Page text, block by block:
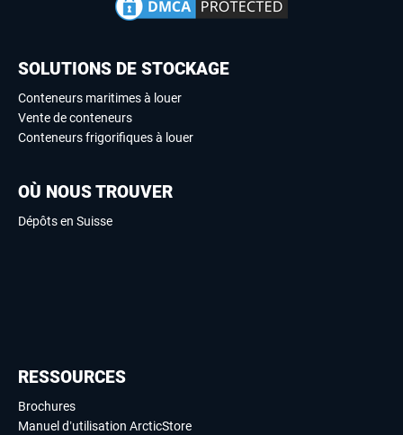
SOLUTIONS DE STOCKAGE
Conteneurs maritimes à louer
Vente de conteneurs
Conteneurs frigorifiques à louer
OÙ NOUS TROUVER
Dépôts en Suisse
RESSOURCES
Brochures
Manuel d’utilisation ArcticStore